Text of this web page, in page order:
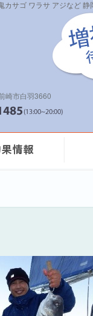
サゴ ワラサ アジなど
崎市白羽3660